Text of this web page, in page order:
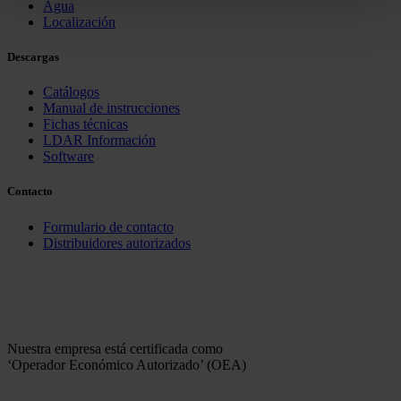
Agua
Localización
Descargas
Catálogos
Manual de instrucciones
Fichas técnicas
LDAR Información
Software
Contacto
Formulario de contacto
Distribuidores autorizados
Nuestra empresa está certificada como
‘Operador Económico Autorizado’ (OEA)